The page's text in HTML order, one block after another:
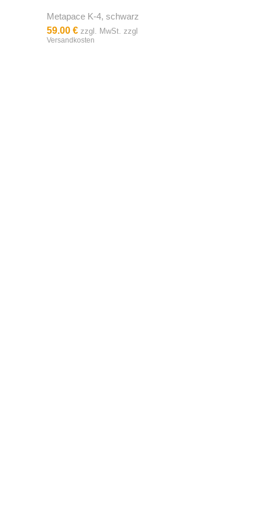
Metapace K-4, schwarz
59.00 €zzgl. MwSt. zzgl
Versandkosten